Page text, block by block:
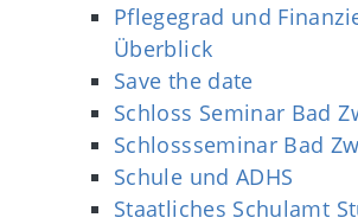
Pflegegrad und
Überblick
Save the date
Schloss Seminar Bad
Schlossseminar Bad
Schule und ADHS
Staatliches Schulamt